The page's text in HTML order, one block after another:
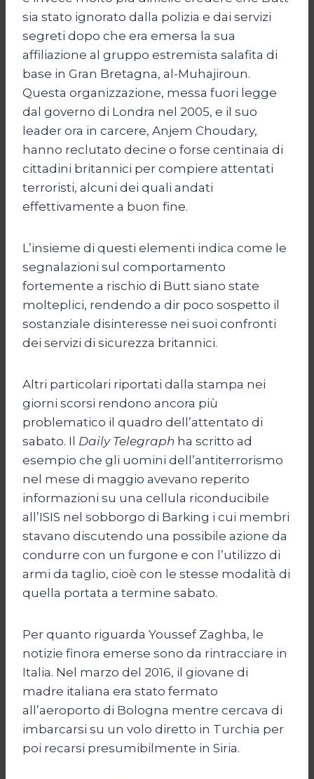
sia stato ignorato dalla polizia e dai servizi
segreti dopo che era emersa la sua
affiliazione al gruppo estremista salafita di
base in Gran Bretagna, al-Muhajiroun.
Questa organizzazione, messa fuori legge
dal governo di Londra nel 2005, e il suo
leader ora in carcere, Anjem Choudary,
hanno reclutato decine o forse centinaia di
cittadini britannici per compiere attentati
terroristi, alcuni dei quali andati
effettivamente a buon fine.
L’insieme di questi elementi indica come le
segnalazioni sul comportamento
fortemente a rischio di Butt siano state
molteplici, rendendo a dir poco sospetto il
sostanziale disinteresse nei suoi confronti
dei servizi di sicurezza britannici.
Altri particolari riportati dalla stampa nei
giorni scorsi rendono ancora più
problematico il quadro dell’attentato di
sabato. Il Daily Telegraph ha scritto ad
esempio che gli uomini dell’antiterrorismo
nel mese di maggio avevano reperito
informazioni su una cellula riconducibile
all’ISIS nel sobborgo di Barking i cui membri
stavano discutendo una possibile azione da
condurre con un furgone e con l’utilizzo di
armi da taglio, cioè con le stesse modalità di
quella portata a termine sabato.
Per quanto riguarda Youssef Zaghba, le
notizie finora emerse sono da rintracciare in
Italia. Nel marzo del 2016, il giovane di
madre italiana era stato fermato
all’aeroporto di Bologna mentre cercava di
imbarcarsi su un volo diretto in Turchia per
poi recarsi presumibilmente in Siria.